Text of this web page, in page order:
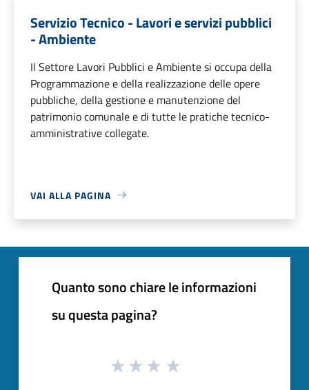
Servizio Tecnico - Lavori e servizi pubblici
- Ambiente
Il Settore Lavori Pubblici e Ambiente si occupa della
Programmazione e della realizzazione delle opere
pubbliche, della gestione e manutenzione del
patrimonio comunale e di tutte le pratiche tecnico-
amministrative collegate.
VAI ALLA PAGINA
Quanto sono chiare le informazioni
su questa pagina?